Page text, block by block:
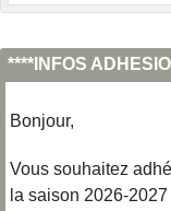
****INFOS
Bonjour,
Vous souhaitez
la saison 2026-